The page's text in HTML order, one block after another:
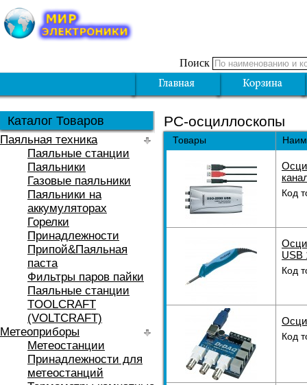
Поиск
Каталог Товаров
Паяльная техника
Паяльные станции
Паяльники
Газовые паяльники
Паяльники на
аккумуляторах
Горелки
Принадлежности
Припой&Паяльная
паста
Фильтры паров пайки
Паяльные станции
TOOLCRAFT
(VOLTCRAFT)
Метеоприборы
Метеостанции
Принадлежности для
метеостанций
РС-осциллоскопы
Товары
Код
USB
Код
Код